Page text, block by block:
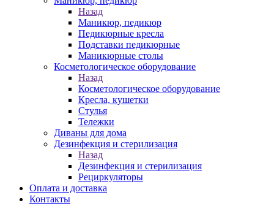
Назад
Маникюр, педикюр
Педикюрные кресла
Подставки педикюрные
Маникюрные столы
Косметологическое оборудование
Назад
Косметологическое оборудование
Кресла, кушетки
Стулья
Тележки
Диваны для дома
Дезинфекция и стерилизация
Назад
Дезинфекция и стерилизация
Рециркуляторы
Оплата и доставка
Контакты